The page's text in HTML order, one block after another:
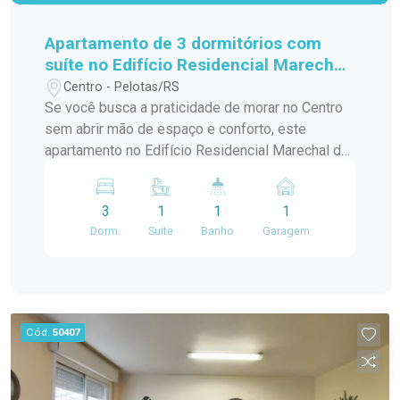
Apartamento de 3 dormitórios com
suíte no Edifício Residencial Marechal
de Ferro - Centro - Pelotas
Centro - Pelotas/RS
Se você busca a praticidade de morar no Centro
sem abrir mão de espaço e conforto, este
apartamento no Edifício Residencial Marechal de
amplos, bem distribuídos e funcionais, o imóvel
oferece uma rotina mais prática para toda a
família, em uma das localizações mais
Receita Federal, o apartamento está inserido em
uma das regiões mais completas de Pelotas.
Além da excelente mobilidade, você terá fácil
acesso a supermercados, farmácias, bancos,
3
Dorm.
1
Suite
1
Banho
1
Garagem
Cód. 50407